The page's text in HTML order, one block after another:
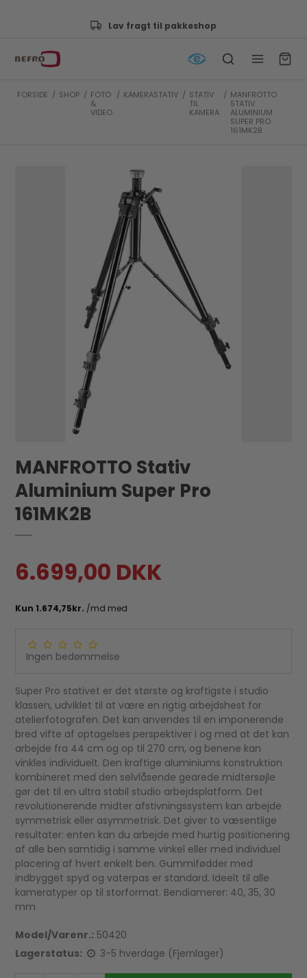
Godkendt af e-mærket
FORSIDE / SHOP / FOTO
&
VIDEO
/ KAMERASTATIV / STATIV
TIL
KAMERA
/ MANFROTTO
STATIV
ALUMINIUM
SUPER PRO
161MK2B
MANFROTTO Stativ
Aluminium Super Pro
161MK2B
6.699,00 DKK
Ingen bedømmelse
Super Pro stativet er det største og kraftigste i studio
klassen, udviklet til at være en rigtig arbejdshest for
atelierfotografen. Det kan anvendes til en imponerende
bred vifte af optagelses perspektiver i og med at det kan
arbejde fra 44 cm og op til 270 cm, og benene kan
vinkles individuelt. Den kraftige aluminiums konstruktion
kombineret med den selvlåsende gearede midtersøjle
gør det til en ultra stabil studio arbejdsplatform. Det
revolutionerende midter afstivningssystem kan arbejde
symmetrisk eller asymmetrisk. Det giver to væsentlige
resultater: enten kan du arbejde med hurtig positionering
af alle ben samtidig i samme vinkel eller med individuel
placering af hvert enkelt ben. Gummifødder med
indbygget spyd og vaterpas er standard. Ideelt til alle
kameratyper op til storformat. Bendiamerer: 40, 35, 30
mm
Model/Varenr.: 50420
Lagerstatus:
3-5 hverdage (Fjernlager)